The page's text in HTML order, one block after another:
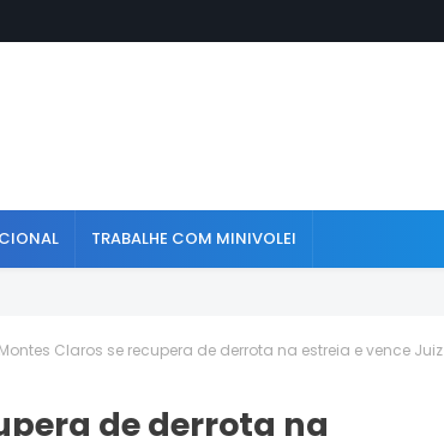
TRABALHE COM MINIVOLEI
Montes Claros se recupera de derrota na estreia e vence Juiz
de derrota na